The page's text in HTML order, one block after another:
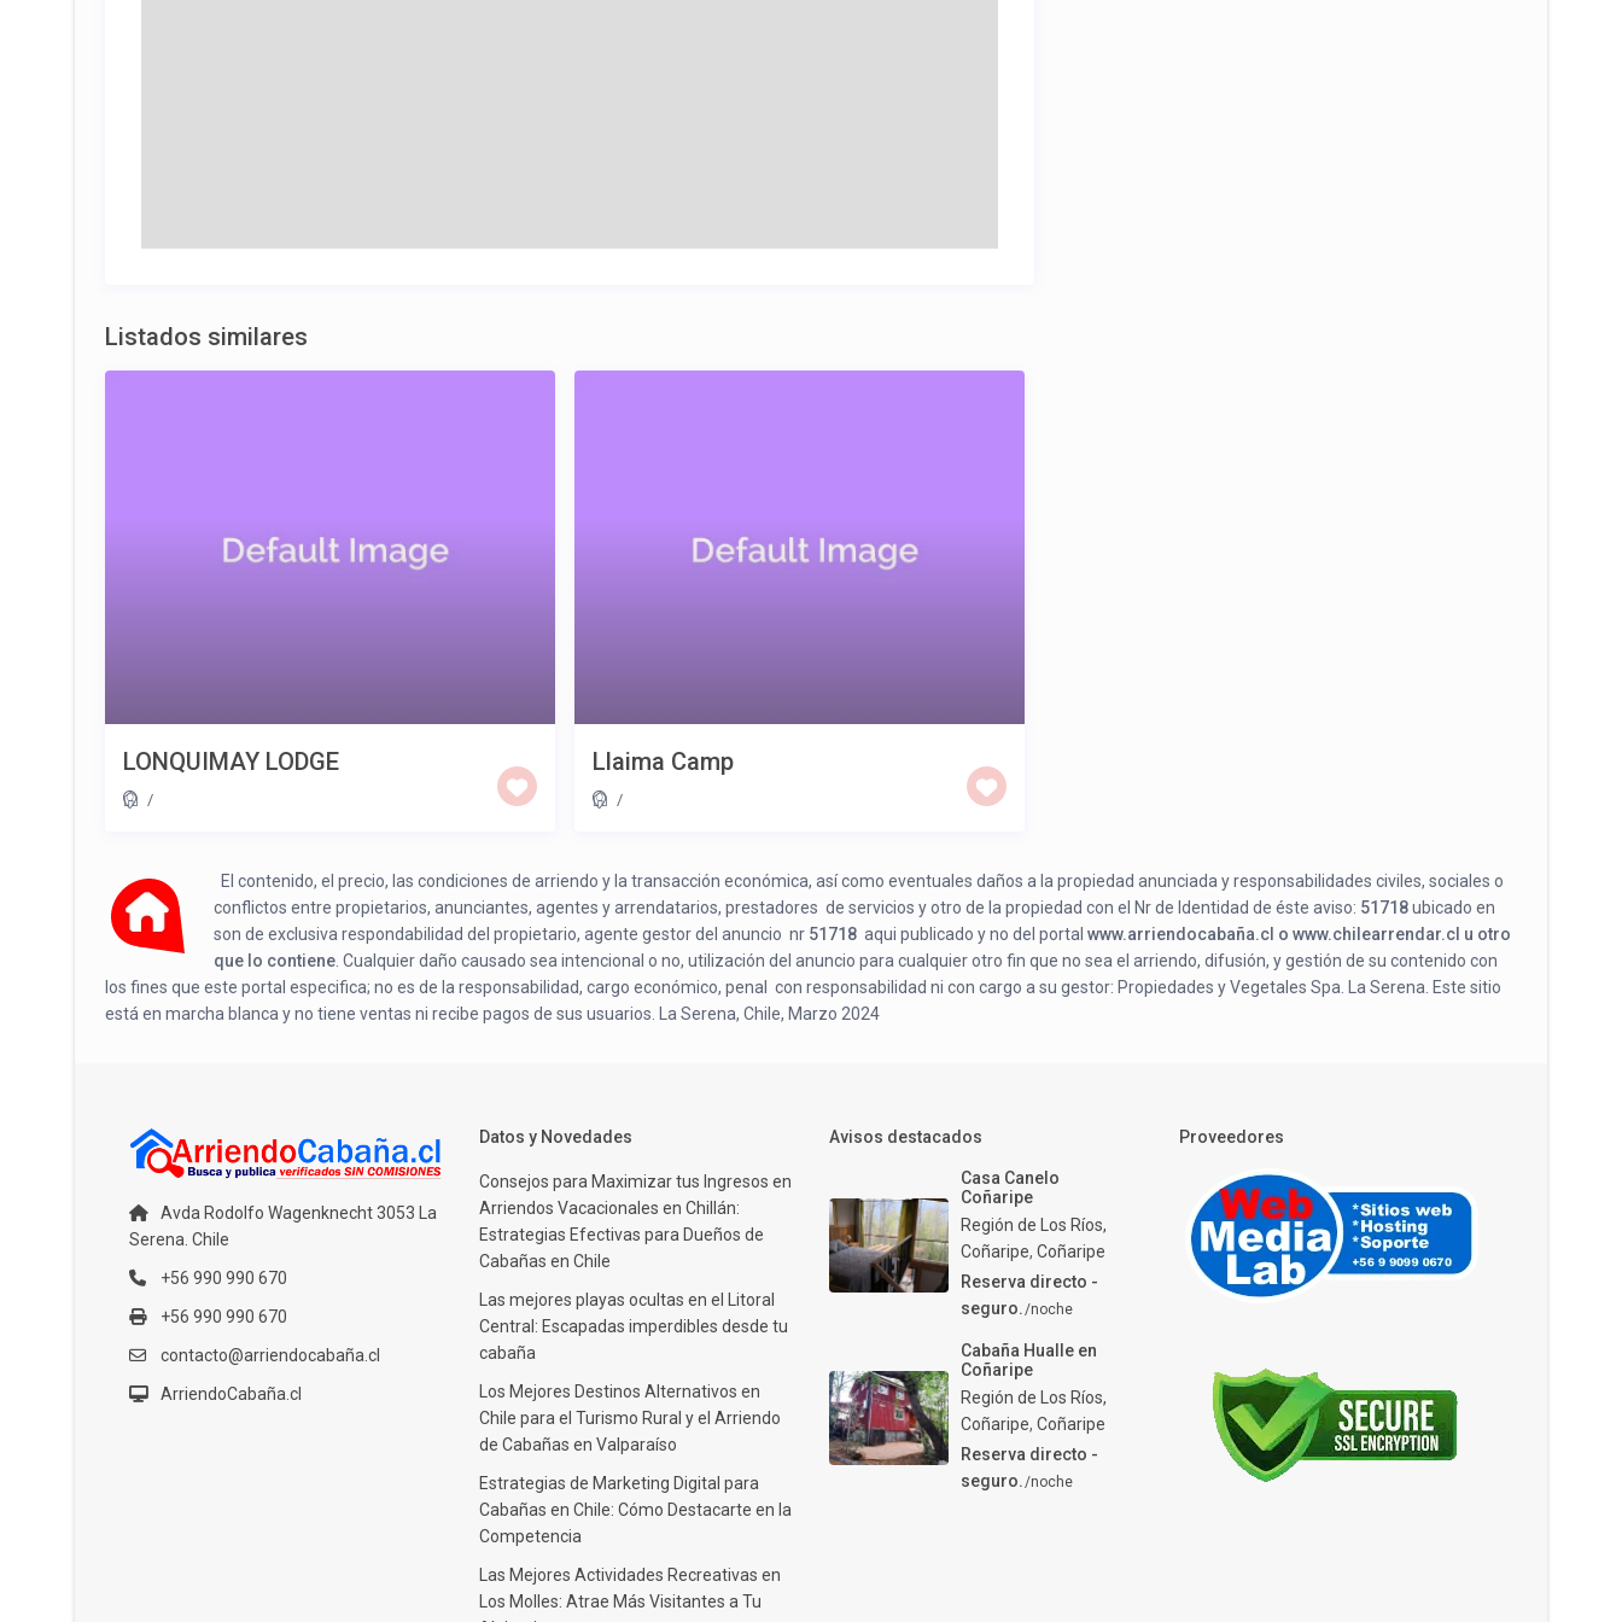
Listados similares
LONQUIMAY LODGE
/
Llaima Camp
/
El contenido, el precio, las condiciones de arriendo y la transacción económica, así como eventuales daños a la propiedad anunciada y responsabilidades civiles, sociales o
conflictos entre propietarios, anunciantes, agentes y arrendatarios, prestadores de servicios y otro de la propiedad con el Nr de Identidad de éste aviso: 51718ubicado en
son de exclusiva respondabilidad del propietario, agente gestor del anuncio nr 51718 aqui publicado y no del portal www.arriendocabaña.cl o www.chilearrendar.cl u otro
que lo contiene . Cualquier daño causado sea intencional o no, utilización del anuncio para cualquier otro fin que no sea el arriendo, difusión, y gestión de su contenido con
los fines que este portal especifica; no es de la responsabilidad, cargo económico, penal con responsabilidad ni con cargo a su gestor: Propiedades y Vegetales Spa. La Serena. Este sitio
está en marcha blanca y no tiene ventas ni recibe pagos de sus usuarios. La Serena, Chile, Marzo 2024
Avda Rodolfo Wagenknecht 3053 La
Serena. Chile
+56 990 990 670
+56 990 990 670
contacto@arriendocabaña.cl
ArriendoCabaña.cl
Datos y Novedades
Consejos para Maximizar tus Ingresos en
Arriendos Vacacionales en Chillán:
Estrategias Efectivas para Dueños de
Cabañas en Chile
Las mejores playas ocultas en el Litoral
Central: Escapadas imperdibles desde tu
cabaña
Los Mejores Destinos Alternativos en
Chile para el Turismo Rural y el Arriendo
de Cabañas en Valparaíso
Estrategias de Marketing Digital para
Cabañas en Chile: Cómo Destacarte en la
Competencia
Las Mejores Actividades Recreativas en
Los Molles: Atrae Más Visitantes a Tu
Avisos destacados
Casa Canelo
Coñaripe
Región de Los Ríos,
Coñaripe,Coñaripe
Reserva directo -
seguro./noche
Cabaña Hualle en
Coñaripe
Región de Los Ríos,
Coñaripe,Coñaripe
Reserva directo -
seguro./noche
Proveedores